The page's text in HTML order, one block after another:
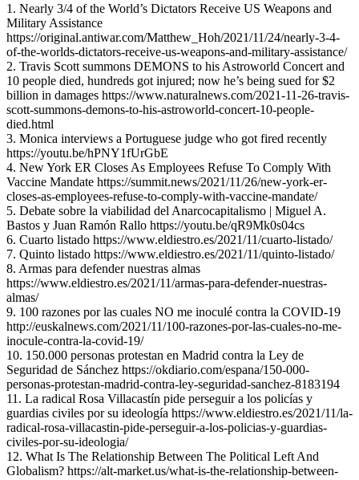
1. Nearly 3/4 of the World’s Dictators Receive US Weapons and
Military Assistance
https://original.antiwar.com/Matthew_Hoh/2021/11/24/nearly-3-4-
of-the-worlds-dictators-receive-us-weapons-and-military-assistance/
2. Travis Scott summons DEMONS to his Astroworld Concert and
10 people died, hundreds got injured; now he’s being sued for $2
billion in damages https://www.naturalnews.com/2021-11-26-travis-
scott-summons-demons-to-his-astroworld-concert-10-people-
died.html
3. Monica interviews a Portuguese judge who got fired recently
https://youtu.be/hPNY1fUrGbE
4. New York ER Closes As Employees Refuse To Comply With
Vaccine Mandate https://summit.news/2021/11/26/new-york-er-
closes-as-employees-refuse-to-comply-with-vaccine-mandate/
5. Debate sobre la viabilidad del Anarcocapitalismo | Miguel A.
Bastos y Juan Ramón Rallo https://youtu.be/qR9Mk0s04cs
6. Cuarto listado https://www.eldiestro.es/2021/11/cuarto-listado/
7. Quinto listado https://www.eldiestro.es/2021/11/quinto-listado/
8. Armas para defender nuestras almas
https://www.eldiestro.es/2021/11/armas-para-defender-nuestras-
almas/
9. 100 razones por las cuales NO me inoculé contra la COVID-19
http://euskalnews.com/2021/11/100-razones-por-las-cuales-no-me-
inocule-contra-la-covid-19/
10. 150.000 personas protestan en Madrid contra la Ley de
Seguridad de Sánchez https://okdiario.com/espana/150-000-
personas-protestan-madrid-contra-ley-seguridad-sanchez-8183194
11. La radical Rosa Villacastín pide perseguir a los policías y
guardias civiles por su ideología https://www.eldiestro.es/2021/11/la-
radical-rosa-villacastin-pide-perseguir-a-los-policias-y-guardias-
civiles-por-su-ideologia/
12. What Is The Relationship Between The Political Left And
Globalism? https://alt-market.us/what-is-the-relationship-between-